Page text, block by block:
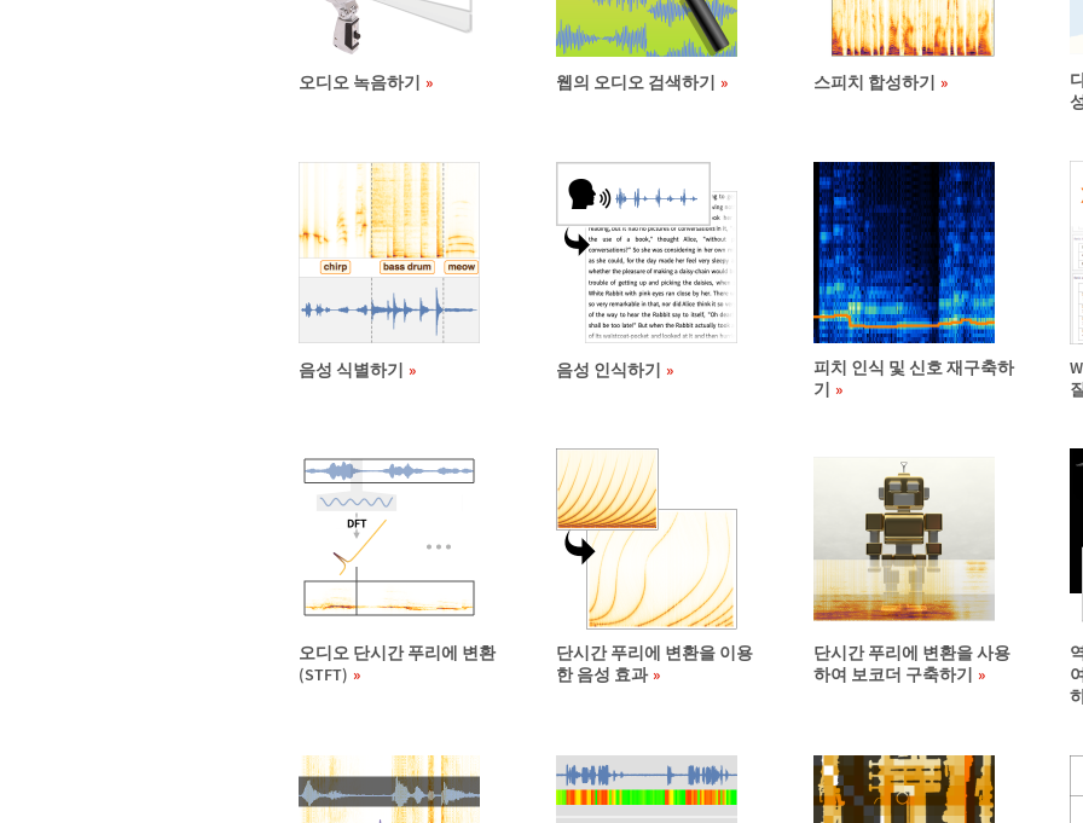
오디오 녹음하기 웹의 오디오 검색하기 스피치 합성하기
음성 식별하기 음성 인식하기
피치 인식 및 신호 재구축하
기
오디오 단시간 푸리에 변환
(STFT)
단시간 푸리에 변환을 이용
한 음성 효과
단시간 푸리에 변환을 사용
하여 보코더 구축하기